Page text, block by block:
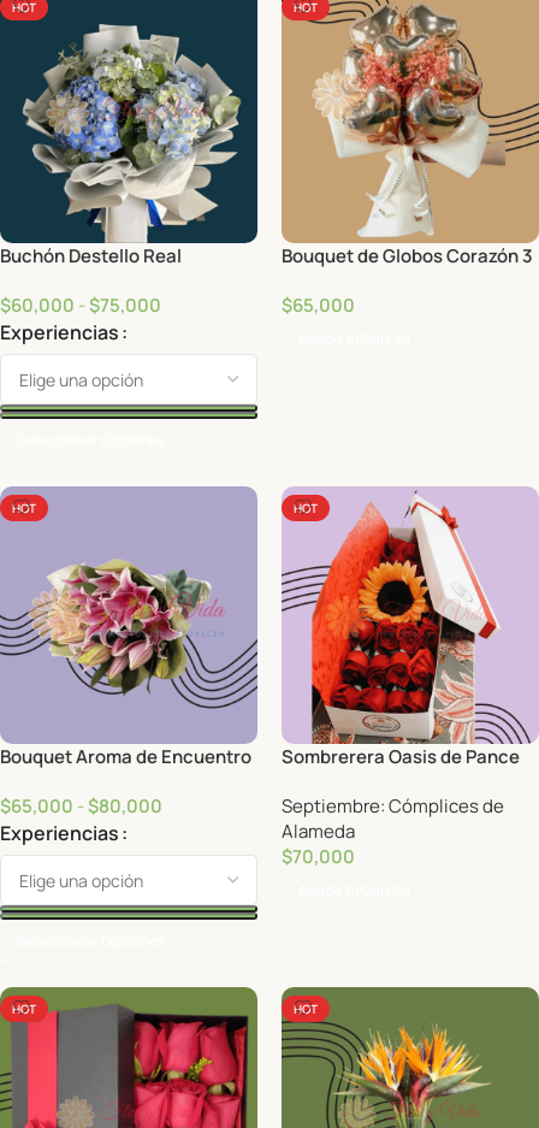
HOT
Buchón Destello Real
$60,000 -$75,000
Experiencias
HOT
Bouquet de Globos Corazón 3
$65,000
HOT
Bouquet Aroma de Encuentro
$65,000 -$80,000
Experiencias
HOT
Sombrerera Oasis de Pance
Septiembre: Cómplices de
Alameda
$70,000
HOT HOT